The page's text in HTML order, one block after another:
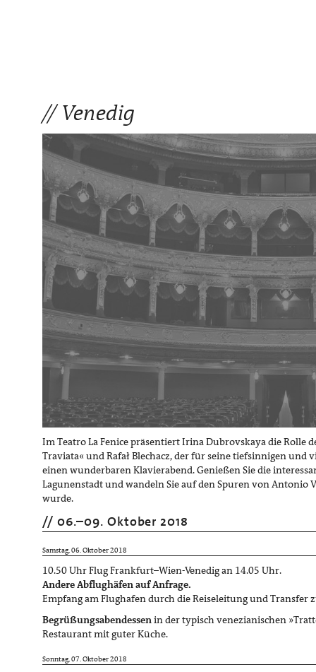
Venedig
Im Teatro La Fenice präsentiert Irina Dubrovskaya die Rolle
Traviata« und Rafał Blechacz, der für seine tiefsinnigen
einen wunderbaren Klavierabend. Genießen Sie die
Lagunenstadt und wandeln Sie auf den Spuren von Antonio
wurde.
06.–09. Oktober 2018
Samstag, 06. Oktober 2018
10.50 Uhr Flug Frankfurt–Wien-Venedig an 14.05 Uhr.
Andere Abflughäfen auf Anfrage.
Empfang am Flughafen durch die Reiseleitung und Transfer
Begrüßungsabendessenin der typisch venezianischen
Restaurant mit guter Küche.
Sonntag, 07. Oktober 2018